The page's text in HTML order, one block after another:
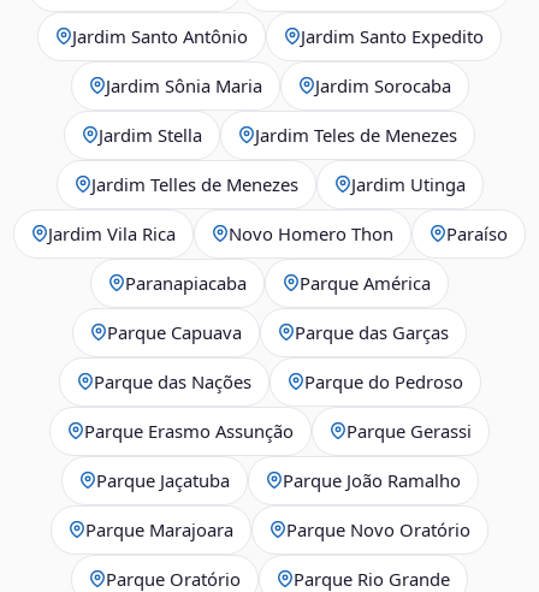
Jardim Santo Antônio Jardim Santo Expedito
Jardim Sônia Maria Jardim Sorocaba
Jardim Stella Jardim Teles de Menezes
Jardim Telles de Menezes Jardim Utinga
Jardim Vila Rica Novo Homero Thon Paraíso
Paranapiacaba Parque América
Parque Capuava Parque das Garças
Parque das Nações Parque do Pedroso
Parque Erasmo Assunção Parque Gerassi
Parque Jaçatuba Parque João Ramalho
Parque Marajoara Parque Novo Oratório
Parque Oratório Parque Rio Grande